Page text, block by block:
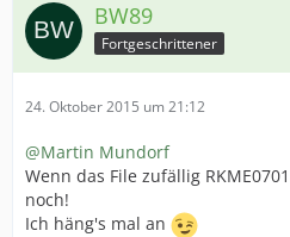
BW89
Fortgeschrittener
24. Oktober 2015 um 21:12
@Martin Mundorf
Wenn das File zufällig
noch!
Ich häng's mal an